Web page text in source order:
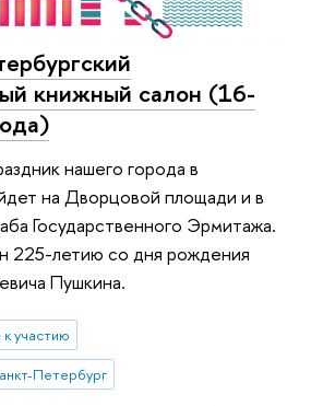
книжный салон (16-
нашего города в
на Дворцовой площади и в
Государственного Эрмитажа.
225-летию со дня рождения
Пушкина.
участию
Петербург